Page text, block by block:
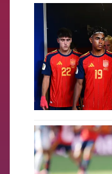
FCB Barcelona badge
FCB Barcelona badge